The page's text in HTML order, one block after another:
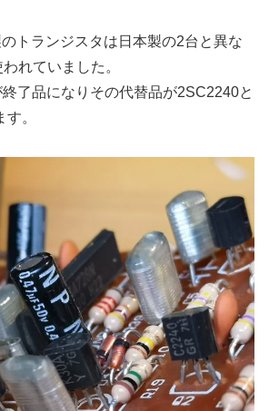
トランジスタは日本製の2台と異な
れていました。
了品になりその代替品が2SC2240と
。